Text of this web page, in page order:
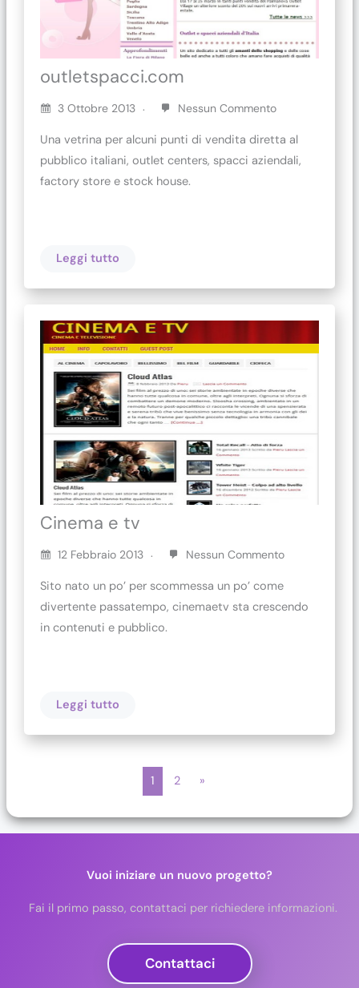
outletspacci.com
3 Ottobre 2013 Nessun Commento
Una vetrina per alcuni punti di vendita diretta al
pubblico italiani, outlet centers, spacci aziendali,
factory store e stock house.
Leggi tutto
Cinema e tv
12 Febbraio 2013 Nessun Commento
Sito nato un po’ per scommessa un po’ come
divertente passatempo, cinemaetv sta crescendo
in contenuti e pubblico.
Leggi tutto
1 2 »
Vuoi iniziare un nuovo progetto?
Fai il primo passo, contattaci per richiedere informazioni.
Contattaci